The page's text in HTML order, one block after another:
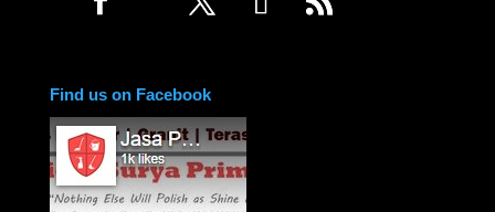
Find us on Facebook